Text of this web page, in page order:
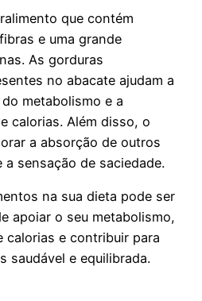
que contém
e uma grande
As gorduras
no abacate ajudam a
metabolismo e a
calorias. Além disso, o
a absorção de outros
sensação de saciedade.
na sua dieta pode ser
apoiar o seu metabolismo,
calorias e contribuir para
saudável e equilibrada.